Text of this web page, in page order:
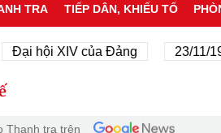
TRA TIẾP DÂN, KHIẾU TỐ
XIV của Đảng 23/11/1945 -
Thanh tra trên